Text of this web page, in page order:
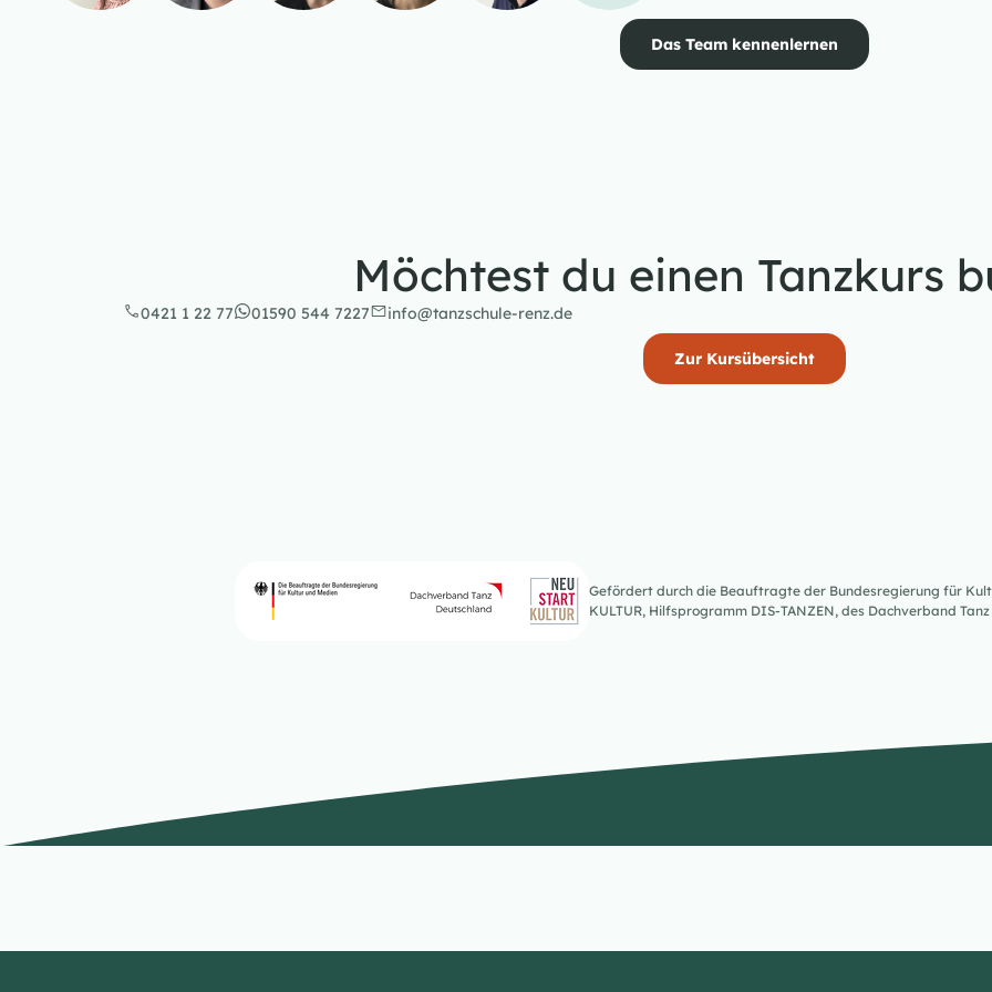
Das Team kennenlernen
Möchtest du einen Tanzkurs
0421 1 22 77 01590 544 7227 info@tanzschule-renz.de
Zur Kursübersicht
Gefördert durch die Beauftragte der Bundesregierung für
KULTUR, Hilfsprogramm DIS-TANZEN, des Dachverband